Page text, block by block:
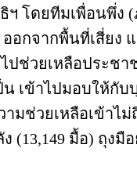
โดยทีมเพื่อนพึ่ง
อกจากพื้นที่เสี่ยง
ไปช่วยเหลือประ
เข้าไปมอบให้กั
ช่วยเหลือเข้าไ
(13,149 มื้อ) ถุงมื